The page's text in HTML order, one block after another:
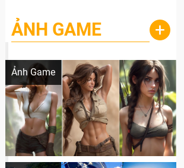
ẢNH GAME +
Ảnh Game
Lala Croft vừa nóng vừa xinh dưới nét vẽ
Khi AI Cosplay gái đẹp One Piece